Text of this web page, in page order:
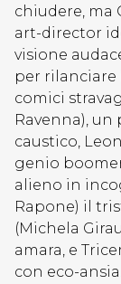
chiudere, ma
art-director
visione
per
comici
Ravenna),
caustico,
genio
alieno in
Rapone) il
(Michela
amara, e
con eco-